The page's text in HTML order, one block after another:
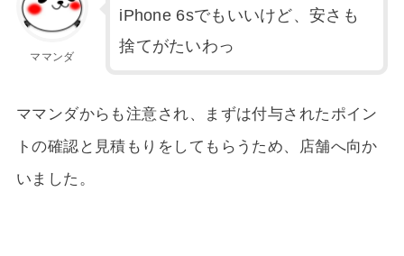
ママンダ
iPhone 6sでもいいけど、安さも
捨てがたいわっ
ママンダからも注意され、まずは付与されたポイン
トの確認と見積もりをしてもらうため、店舗へ向か
いました。